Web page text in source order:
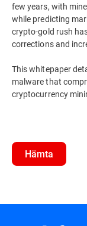
few years, with
while predicting
crypto-gold rush
corrections and
This whitepaper
malware that
cryptocurrency
Hämta